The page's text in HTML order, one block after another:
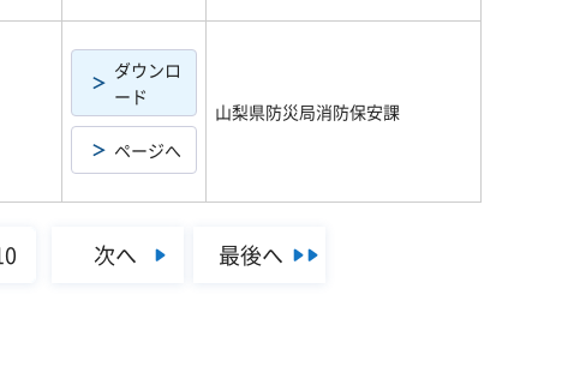
ダウンロ
ード
ページへ
山梨県防災局消防保安課
次へ 最後へ